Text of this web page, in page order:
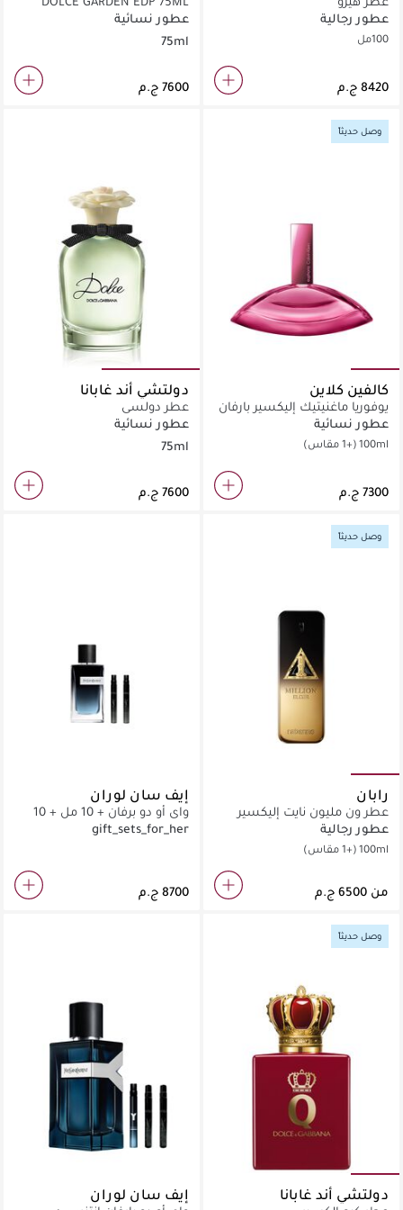
عطور رجالية
100مل
عطور نسائية
75ml
وصل حديثاً
كالفين كلاين
يوفوريا ماغنيتيك إليكسير بارفان
إنتنس
عطور نسائية
100ml(+1 مقاس)
دولتشي أند غابانا
عطر دولسي
عطور نسائية
75ml
وصل حديثاً
رابان
عطر ون مليون نايت إليكسير
عطور رجالية
100ml(+1 مقاس)
من
إيف سان لوران
واي أو دو برفان + 10 مل + 10
مل
gift_sets_for_her
وصل حديثاً
دولتشي أند غابانا إيف سان لوران